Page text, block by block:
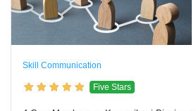
Skill Communication
Five Stars